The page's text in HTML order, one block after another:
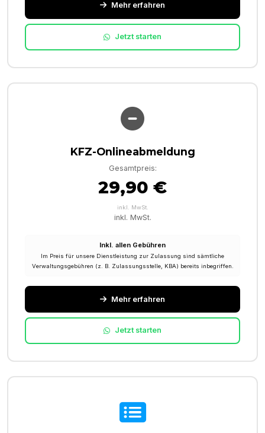
Mehr erfahren
Jetzt starten
KFZ-Onlineabmeldung
Gesamtpreis:
29,90 €
inkl. MwSt.
inkl. MwSt.
Inkl. allen Gebühren
Im Preis für unsere Dienstleistung zur Zulassung sind sämtliche
Verwaltungsgebühren (z. B. Zulassungsstelle, KBA) bereits inbegriffen.
Mehr erfahren
Jetzt starten